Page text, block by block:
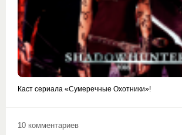
Каст сериала «Сумеречные Охотники»!
10 комментариев